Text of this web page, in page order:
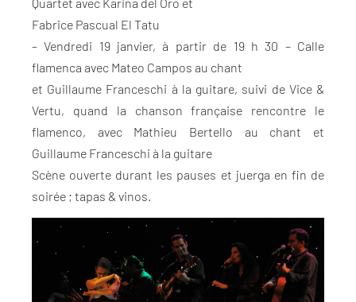
Fabrice Pascual El Tatu
– Vendredi 19 janvier, à partir de 19 h 30 – Calle
flamenca avec Mateo Campos au chant
et Guillaume Franceschi à la guitare, suivi de Vice &
Vertu, quand la chanson française rencontre le
flamenco, avec Mathieu Bertello au chant et
Guillaume Franceschi à la guitare
Scène ouverte durant les pauses et juerga en fin de
soirée ; tapas & vinos.